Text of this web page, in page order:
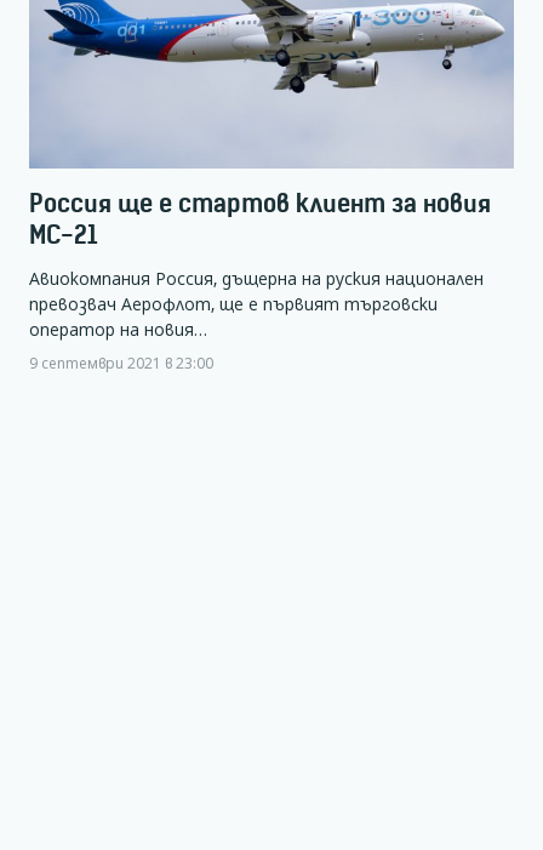
Россия ще е стартов клиент за новия
MC-21
Авиокомпания Россия, дъщерна на руския национален
превозвач Аерофлот, ще е първият търговски
оператор на новия…
9 септември 2021 в 23:00